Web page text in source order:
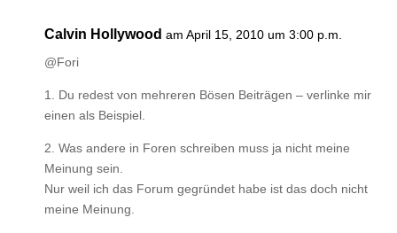
Calvin Hollywood am April 15, 2010 um 3:00 p.m.
@Fori
1. Du redest von mehreren Bösen Beiträgen – verlinke mir
einen als Beispiel.
2. Was andere in Foren schreiben muss ja nicht meine
Meinung sein.
Nur weil ich das Forum gegründet habe ist das doch nicht
meine Meinung.